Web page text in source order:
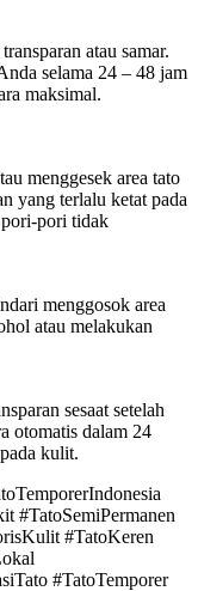
atau samar.
selama 24 – 48 jam
maksimal.
menggesek area tato
yang terlalu ketat pada
pori-pori tidak
menggosok area
atau melakukan
sesaat setelah
otomatis dalam 24
kulit.
#TatoSemiPermanen
#TatoKeren
#TatoTemporer